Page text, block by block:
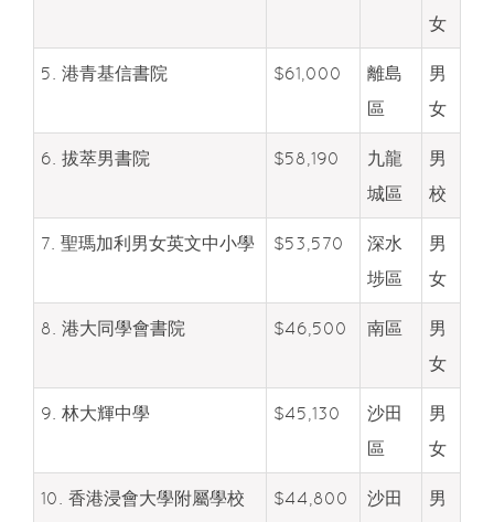
女
5. 港青基信書院 $61,000
離島
區
男
女
6. 拔萃男書院 $58,190
九龍
城區
男
校
7. 聖瑪加利男女英文中小學 $53,570
深水
埗區
男
女
8. 港大同學會書院 $46,500 南區
男
女
9. 林大輝中學 $45,130
沙田
區
男
女
10. 香港浸會大學附屬學校
$44,800
沙田
男